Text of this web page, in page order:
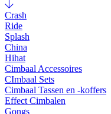
Crash
Ride
Splash
China
Hihat
Cimbaal Accessoires
CImbaal Sets
Cimbaal Tassen en -koffers
Effect Cimbalen
Gongs